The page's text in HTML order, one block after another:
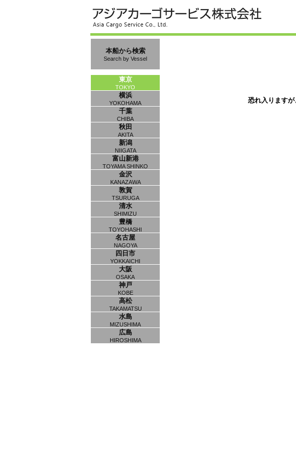
本船から検索
Search by Vessel
東京
TOKYO
横浜
YOKOHAMA
千葉
CHIBA
秋田
AKITA
新潟
NIIGATA
富山新港
TOYAMA SHINKO
金沢
KANAZAWA
敦賀
TSURUGA
清水
SHIMIZU
豊橋
TOYOHASHI
名古屋
NAGOYA
四日市
YOKKAICHI
大阪
OSAKA
神戸
KOBE
高松
TAKAMATSU
水島
MIZUSHIMA
広島
HIROSHIMA
恐れ入りますが